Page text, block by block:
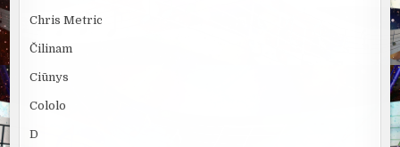
Chris Metric
Čilinam
Ciūnys
Cololo
D